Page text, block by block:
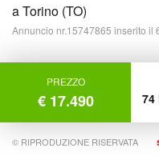
a Torino (TO)
Annuncio nr.15747865 inserito il
PREZZO
€ 17.490 74
© RIPRODUZIONE RISERVATA